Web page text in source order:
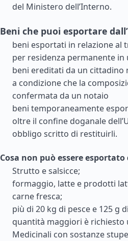
del Ministero dell’Interno.
Beni che puoi esportare
beni esportati in relazione al
per residenza permanente in
beni ereditati da un cittadino
a condizione che la
confermata da un notaio
beni temporaneamente
oltre il confine doganale
obbligo scritto di restituirli.
Cosa non può essere esportato
Strutto e salsicce;
formaggio, latte e prodotti
carne fresca;
più di 20 kg di pesce e 125 g
quantità maggiori è richiesto
Medicinali con sostanze